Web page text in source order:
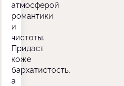
атмосферой
романтики
и
чистоты.
Придаст
коже
бархатистость,
а